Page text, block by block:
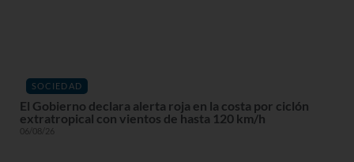
SOCIEDAD
El Gobierno declara alerta roja en la costa por ciclón
extratropical con vientos de hasta 120 km/h
06/08/26